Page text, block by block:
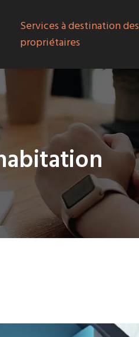
Services à destination des
propriétaires